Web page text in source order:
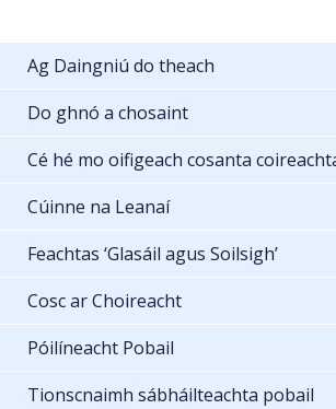
Ag Daingniú do theach
Do ghnó a chosaint
Cé hé mo oifigeach cosanta
Cúinne na Leanaí
Feachtas ‘Glasáil agus Soilsigh’
Cosc ar Choireacht
Póilíneacht Pobail
Tionscnaimh sábháilteachta pobail